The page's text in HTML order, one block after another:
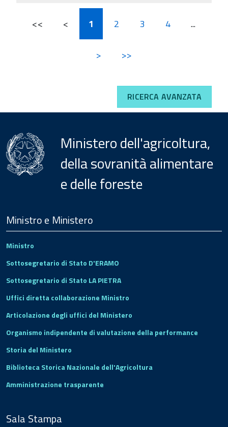
<< < 1 2 3 4 ...
> >>
RICERCA AVANZATA
Ministero dell'agricoltura,
della sovranità alimentare
e delle foreste
Footer
Ministro e Ministero
Ministro
Sottosegretario di Stato D'ERAMO
Sottosegretario di Stato LA PIETRA
Uffici diretta collaborazione Ministro
Articolazione degli uffici del Ministero
Organismo indipendente di valutazione della performance
Storia del Ministero
Biblioteca Storica Nazionale dell'Agricoltura
Amministrazione trasparente
Sala Stampa